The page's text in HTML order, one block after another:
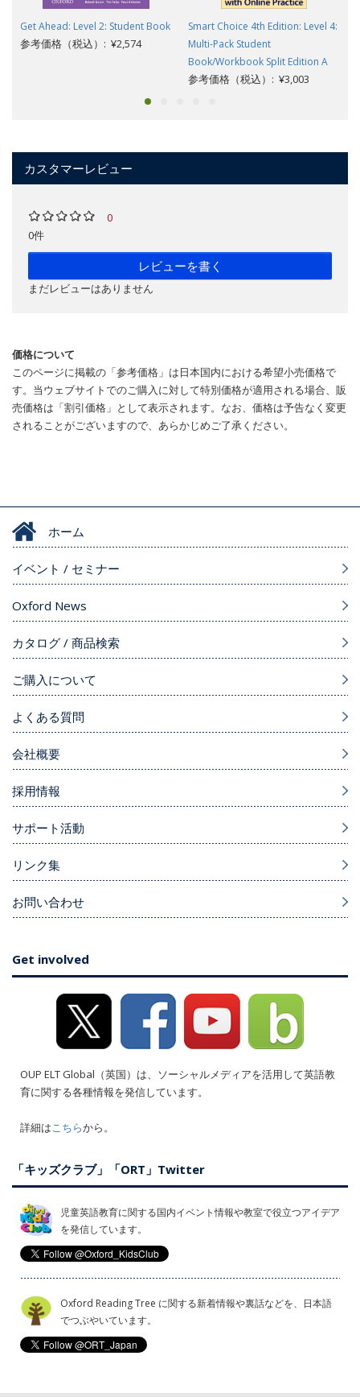
Get Ahead: Level 2: Student Book
参考価格（税込）: ¥2,574
Smart Choice 4th Edition: Level 4:
Multi-Pack Student
Book/Workbook Split Edition A
参考価格（税込）: ¥3,003
カスタマーレビュー
0
0件
レビューを書く
まだレビューはありません
価格について
このページに掲載の「参考価格」は日本国内における希望小売価格で
す。当ウェブサイトでのご購入に対して特別価格が適用される場合、販
売価格は「割引価格」として表示されます。なお、価格は予告なく変更
されることがございますので、あらかじめご了承ください。
ホーム
イベント / セミナー
Oxford News
カタログ / 商品検索
ご購入について
よくある質問
会社概要
採用情報
サポート活動
リンク集
お問い合わせ
Get involved
OUP ELT Global（英国）は、ソーシャルメディアを活用して英語教
育に関する各種情報を発信しています。
詳細はこちらから。
「キッズクラブ」「ORT」Twitter
児童英語教育に関する国内イベント情報や教室で役立つアイデア
を発信しています。
Oxford Reading Tree に関する新着情報や裏話などを、日本語
でつぶやいています。